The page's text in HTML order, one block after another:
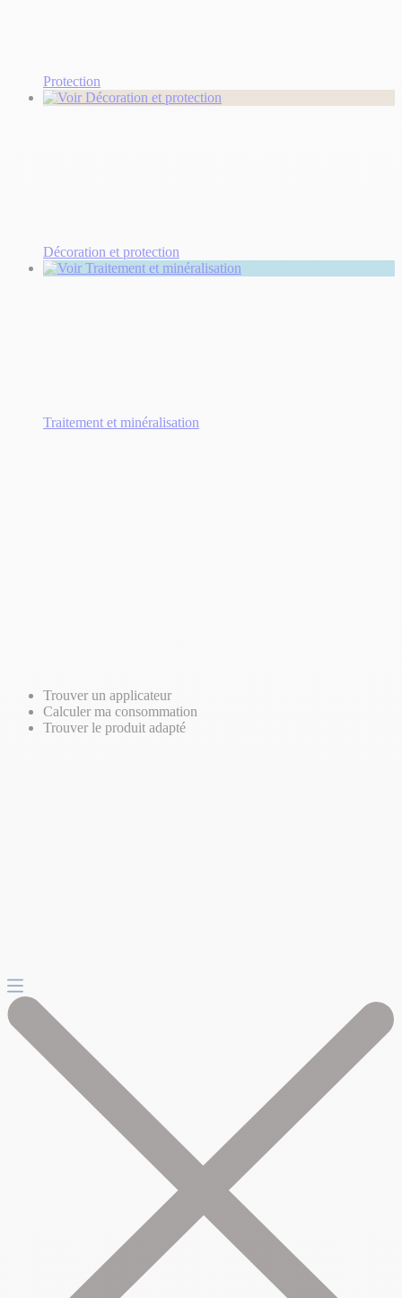
Protection
Décoration et protection
Traitement et minéralisation
Trouver un applicateur
Calculer ma consommation
Trouver le produit adapté